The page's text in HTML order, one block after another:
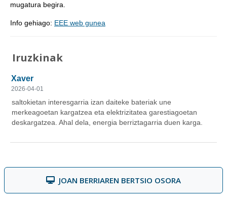
mugatura begira.
Info gehiago: EEE web gunea
Iruzkinak
JOAN BERRIAREN BERTSIO OSORA